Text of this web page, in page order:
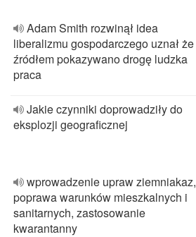
Adam Smith rozwinął idea
liberalizmu gospodarczego uznał że
źródłem pokazywano drogę ludzka
praca
Jakie czynniki doprowadziły do
eksplozji geograficznej
wprowadzenie upraw ziemniakaz,
poprawa warunków mieszkalnych i
sanitarnych, zastosowanie
kwarantanny